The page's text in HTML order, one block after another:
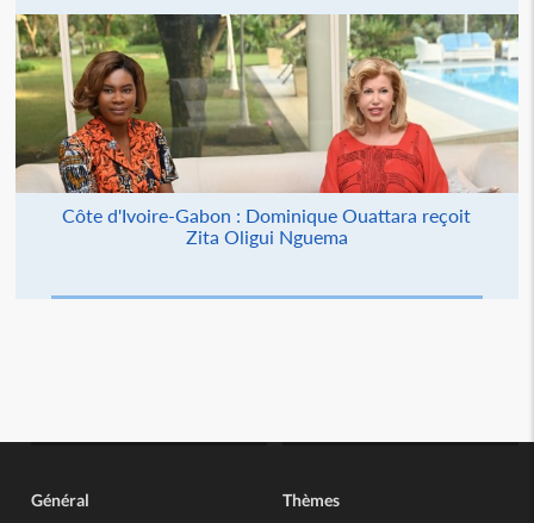
Côte d'Ivoire-Gabon : Dominique Ouattara reçoit
Zita Oligui Nguema
Général Thèmes